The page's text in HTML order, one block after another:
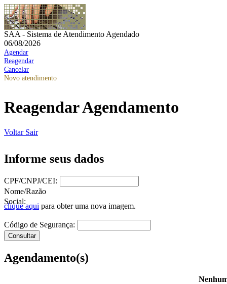
SAA - Sistema de Atendimento Agendado
06/08/2026
Agendar
Reagendar
Cancelar
Novo atendimento
Reagendar Agendamento
Voltar Sair
Informe seus dados
CPF/CNPJ/CEI:
Nome/Razão
Social:
clique aqui para obter uma nova imagem.
Código de Segurança:
Agendamento(s)